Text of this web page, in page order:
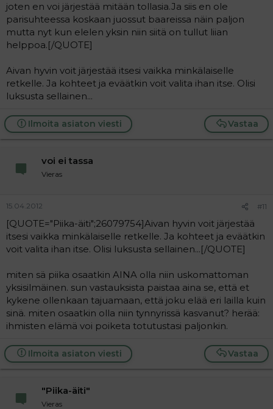
joten en voi järjestää mitään tollasia.Ja siis en ole
parisuhteessa koskaan juossut baareissa näin paljon
mutta nyt kun elelen yksin niin siitä on tullut liian
helppoa.[/QUOTE]
Aivan hyvin voit järjestää itsesi vaikka minkälaiselle
retkelle. Ja kohteet ja eväätkin voit valita ihan itse. Olisi
luksusta sellainen...
Vastaa
Ilmoita asiaton viesti
voi ei tassa
Vieras
15.04.2012 #11
[QUOTE="Piika-äiti";26079754]Aivan hyvin voit järjestää
itsesi vaikka minkälaiselle retkelle. Ja kohteet ja eväätkin
voit valita ihan itse. Olisi luksusta sellainen...[/QUOTE]
miten sä piika osaatkin AINA olla niin uskomattoman
yksisilmäinen. sun vastauksista paistaa aina se, että et
kykene ollenkaan tajuamaan, että joku elää eri lailla kuin
sinä. miten osaatkin olla niin tynnyrissä kasvanut? herää:
ihmisten elämä voi poiketa totutustasi paljonkin.
Vastaa
Ilmoita asiaton viesti
"Piika-äiti"
Vieras